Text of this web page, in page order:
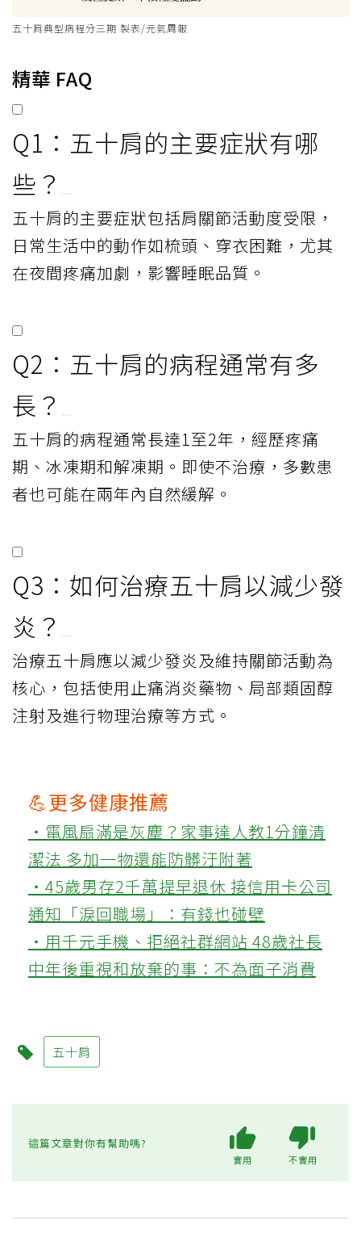
五十肩典型病程分三期 製表/元氣周報
精華 FAQ
Q1：五十肩的主要症狀有哪
些？
五十肩的主要症狀包括肩關節活動度受限，
日常生活中的動作如梳頭、穿衣困難，尤其
在夜間疼痛加劇，影響睡眠品質。
Q2：五十肩的病程通常有多
長？
五十肩的病程通常長達1至2年，經歷疼痛
期、冰凍期和解凍期。即使不治療，多數患
者也可能在兩年內自然緩解。
Q3：如何治療五十肩以減少發
炎？
治療五十肩應以減少發炎及維持關節活動為
核心，包括使用止痛消炎藥物、局部類固醇
注射及進行物理治療等方式。
💪更多健康推薦
‧電風扇滿是灰塵？家事達人教1分鐘清
潔法 多加一物還能防髒汙附著
‧45歲男存2千萬提早退休 接信用卡公司
通知「淚回職場」：有錢也碰壁
‧用千元手機、拒絕社群網站 48歲社長
中年後重視和放棄的事：不為面子消費
五十肩
這篇文章對你有幫助嗎?
實用 不實用